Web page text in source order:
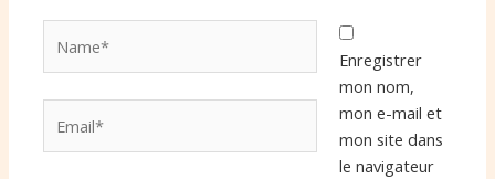
Enregistrer
mon nom,
mon e-mail et
mon site dans
le navigateur